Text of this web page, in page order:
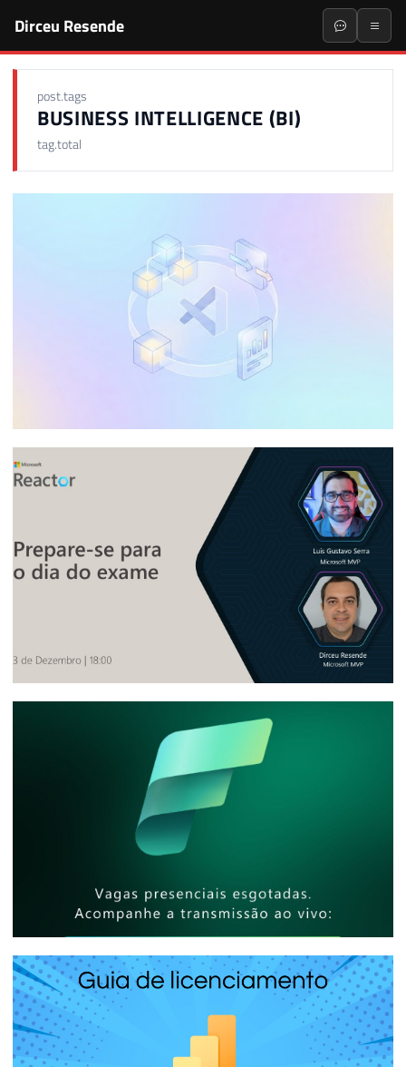
Dirceu Resende
post.tags
BUSINESS INTELLIGENCE (BI)
tag.total
Posso utilizar o Visual Studio Community
na minha empresa para desenvolver
Integration Services, Analysis Services e
10 de janeiro de 2026 9 min de leitura
[Live] - Microsoft Reactor - Fabric Data
Days: Prepare-se para o dia do exame
das provas de certificação
03 de novembro de 2025 8 min de leitura
[Evento Presencial] - Microsoft Reactor
São Paulo - Como compartilhar
relatórios de bilhões de linhas com
milhares de pessoas e baixo custo
25 de abril de 2025 5 min de leitura